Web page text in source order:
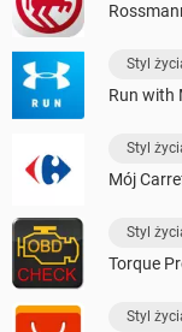
Styl
Run with
Styl
Mój
Styl
Torque
Styl